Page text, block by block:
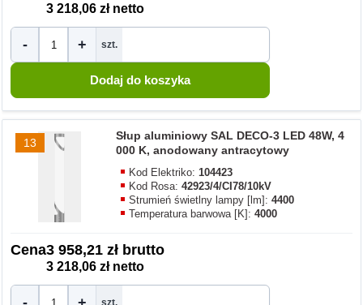
3 218,06 zł netto
- + szt.
13
Słup aluminiowy SAL DECO-3 LED 48W, 4
000 K, anodowany antracytowy
Kod Elektriko:104423
Kod Rosa:42923/4/CI78/10kV
Strumień świetlny lampy [lm]:4400
Temperatura barwowa [K]:4000
Cena3 958,21 zł brutto
3 218,06 zł netto
szt.